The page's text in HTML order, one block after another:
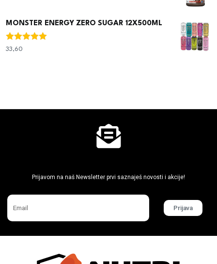
MONSTER ENERGY ZERO SUGAR 12X500ML
Ocjenjeno
33,60
Prijavom na naš Newsletter prvi saznaješ novosti i akcije!
Prijava